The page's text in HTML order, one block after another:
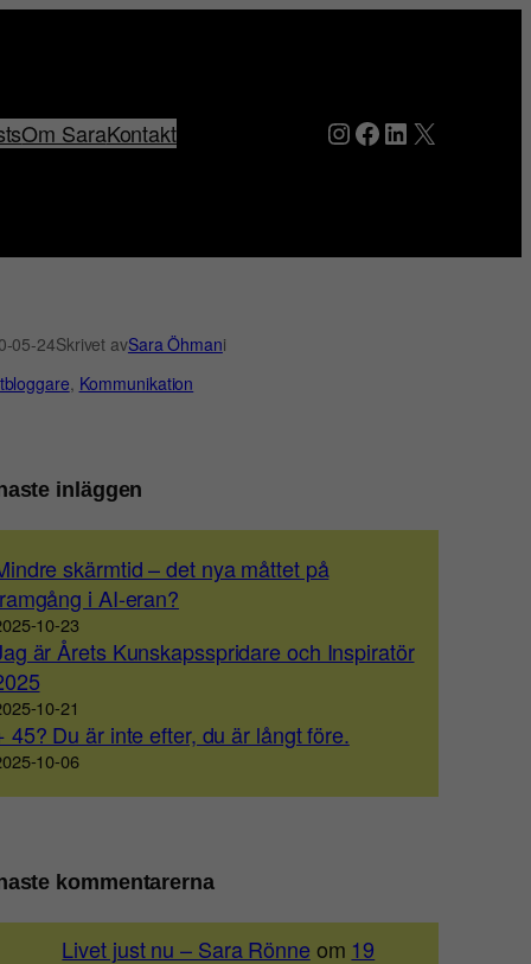
Om SaraKontakt Instagram
Facebook
LinkedIn
X
05-24Skrivet avSara Öhmani
, Kommunikation
inläggen
skärmtid – det nya måttet på
i AI-eran?
10-23
är Årets Kunskapsspridare och Inspiratör
10-21
45? Du är inte efter, du är långt före.
10-06
kommentarerna
Livet just nu – Sara Rönne om 19